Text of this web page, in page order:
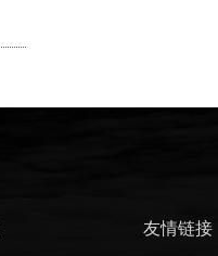
友情链接